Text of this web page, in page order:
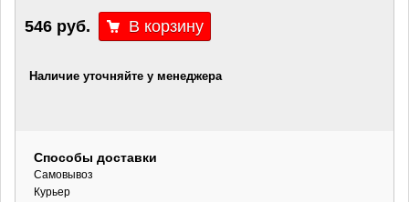
546 руб.
Наличие уточняйте у менеджера
Способы доставки
Самовывоз
Курьер